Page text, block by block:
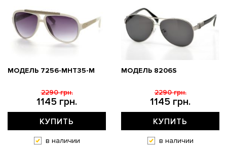
МОДЕЛЬ 7256-MHT35-M
1145 грн.
2290 грн.
КУПИТЬ
в наличии
МОДЕЛЬ 8206S
1145 грн.
2290 грн.
КУПИТЬ
в наличии